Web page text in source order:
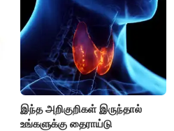
இந்த அறிகுறிகள் இருந்தால்
உங்களுக்கு தைராய்டு